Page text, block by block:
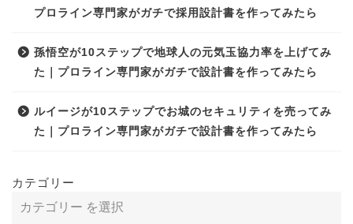
プロライン専門家がガチで採用設計書を作ってみたら
孫悟空が10ステップで地球人の元気玉協力率を上げてみ
た｜プロライン専門家がガチで設計書を作ってみたら
ルイージが10ステップでお城のセキュリティを売ってみ
た｜プロライン専門家がガチで設計書を作ってみたら
カテゴリー